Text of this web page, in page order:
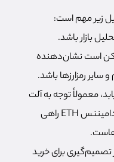
زیر مهم است:
بازار باشد.
است نشان‌دهنده
سایر رمزارزها باشد.
معمولاً توجه به آلت
کوین‌ها بیشتر می‌شود. به‌عبارتی، دامیننس ETH راهی
برای خرید